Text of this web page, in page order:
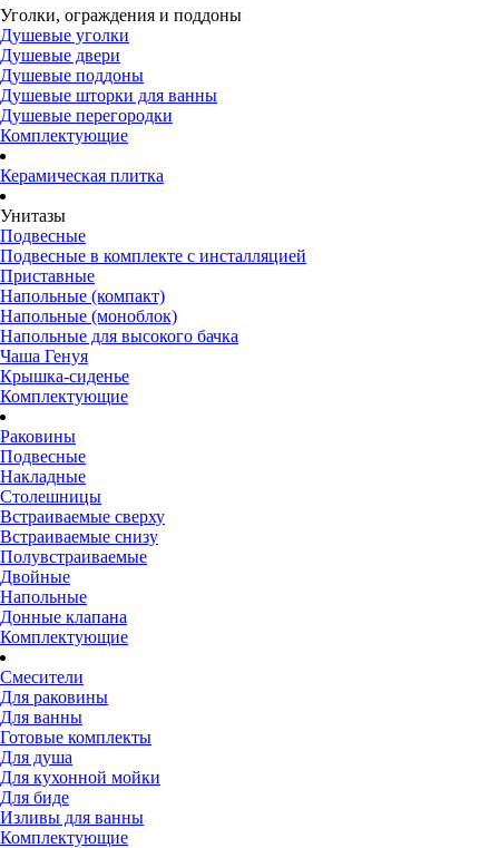
Уголки, ограждения и поддоны
Душевые уголки
Душевые двери
Душевые поддоны
Душевые шторки для ванны
Душевые перегородки
Комплектующие
Керамическая плитка
Унитазы
Подвесные
Подвесные в комплекте с инсталляцией
Приставные
Напольные (компакт)
Напольные (моноблок)
Напольные для высокого бачка
Чаша Генуя
Крышка-сиденье
Комплектующие
Раковины
Подвесные
Накладные
Столешницы
Встраиваемые сверху
Встраиваемые снизу
Полувстраиваемые
Двойные
Напольные
Донные клапана
Комплектующие
Смесители
Для раковины
Для ванны
Готовые комплекты
Для душа
Для кухонной мойки
Для биде
Изливы для ванны
Комплектующие